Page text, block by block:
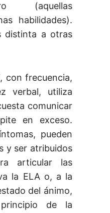
(aquellas
habilidades).
distinta a otras
con frecuencia,
verbal, utiliza
comunicar
en exceso.
pueden
y ser atribuidos
articular las
la ELA o, a la
del ánimo,
de la